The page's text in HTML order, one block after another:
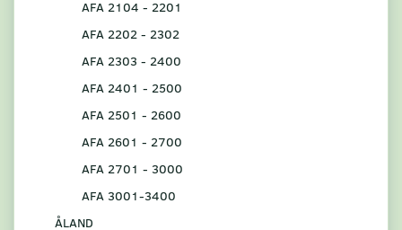
AFA 2104 - 2201
AFA 2202 - 2302
AFA 2303 - 2400
AFA 2401 - 2500
AFA 2501 - 2600
AFA 2601 - 2700
AFA 2701 - 3000
AFA 3001-3400
ÅLAND